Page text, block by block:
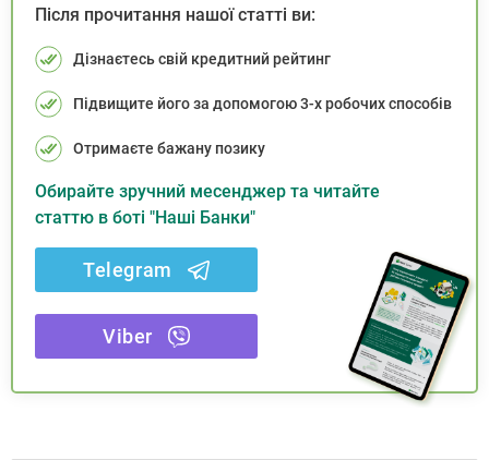
Після прочитання нашої статті ви:
Дізнаєтесь свій кредитний рейтинг
Підвищите його за допомогою 3-х робочих способів
Отримаєте бажану позику
Обирайте зручний месенджер та читайте
статтю в боті "Наші Банки"
Telegram
Viber